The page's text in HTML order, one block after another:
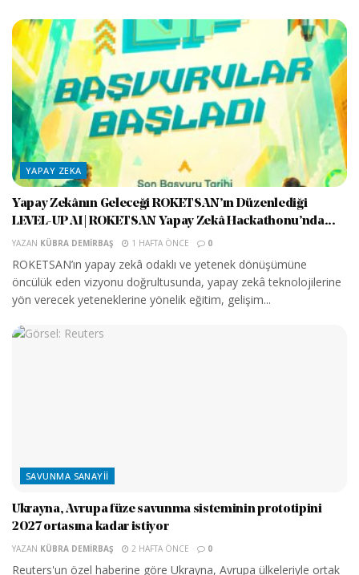
YAPAY ZEKA
Yapay Zekânın Geleceği ROKETSAN’ın Düzenlediği
LEVEL-UP AI | ROKETSAN Yapay Zekâ Hackathonu’nda...
YAZAN KÜBRA DEMIRBAŞ 1 HAFTA ÖNCE 0
ROKETSAN’ın yapay zekâ odaklı ve yetenek dönüşümüne
öncülük eden vizyonu doğrultusunda, yapay zekâ teknolojilerine
yön verecek yeteneklerine yönelik eğitim, gelişim...
SAVUNMA SANAYII
Ukrayna, Avrupa füze savunma sisteminin prototipini
2027 ortasına kadar istiyor
YAZAN KÜBRA DEMIRBAŞ 2 HAFTA ÖNCE 0
Reuters'un özel haberine göre Ukrayna, Avrupa ülkeleriyle ortak